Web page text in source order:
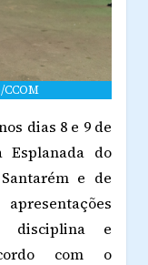
dias 8 e 9 de
do
e de
disciplina e
com o